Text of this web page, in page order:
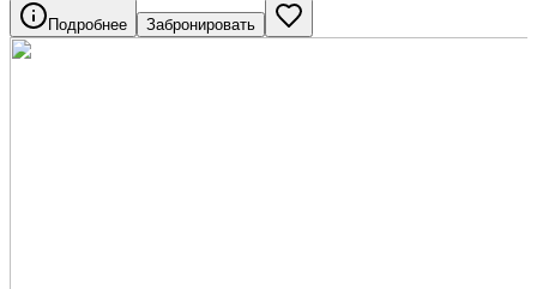
Подробнее Забронировать